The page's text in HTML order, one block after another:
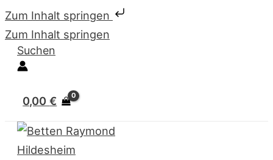
Zum Inhalt springen
Zum Inhalt springen
Suchen
0,00€